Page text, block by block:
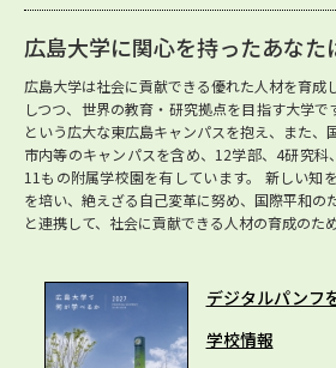
広島大学に関心を持ったあなた
広島大学は社会に貢献できる優れた人材を育成
しつつ、世界の教育・研究拠点を目指す大学
という広大な東広島キャンパスを抱え、また、
市内等のキャンパスを含め、12学部、4研究科
11もの附属学校園を有しています。 新しい知
を培い、絶えざる自己変革に努め、国際平和の
と連携して、社会に貢献できる人材の育成のた
デジタルパンフ
学校情報